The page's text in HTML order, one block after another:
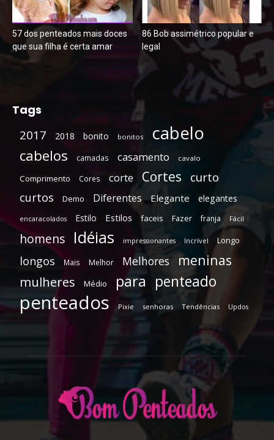
57 dos penteados mais doces
que sua filha é certa amar
86 Bob assimétrico popular e
legal
Tags
2017 2018 bonito bonitos cabelo
cabelos camadas casamento cavalo
Comprimento Cores corte Cortes curto
curtos Demo Diferentes Elegante elegantes
encaracolados Estilo Estilos faceis Fazer franja Fácil
homens Idéias impressionantes Incrível Longo
longos Mais Melhor Melhores meninas
mulheres Médio para penteado
penteados Pixie senhoras Tendências Updos